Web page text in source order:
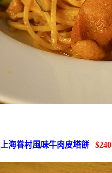
上海眷村風味牛肉皮塔餅 $240